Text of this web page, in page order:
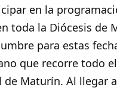
en la
toda la Diócesis de
para estas
que recorre todo
de Maturín. Al llegar